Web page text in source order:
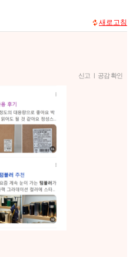
새로고침
신고 | 공감 확인